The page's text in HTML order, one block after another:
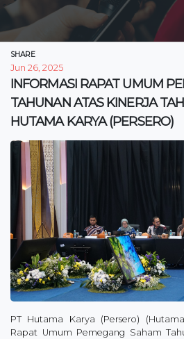
SHARE
Jun 26, 2025
INFORMASI RAPAT UMUM
TAHUNAN ATAS KINERJA
HUTAMA KARYA (PERSERO)
PT Hutama Karya (Persero)
Rapat Umum Pemegang Saham